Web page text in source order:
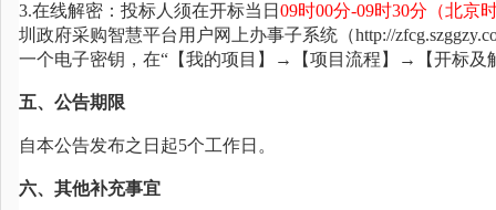
3.在线解密：投标人须在开标当日 09时00分-09时30分 （北京
圳政府采购智慧平台用户网上办事子系统（http://
一个电子密钥，在“【我的项目】→【项目流程】→【开标及
五、公告期限
自本公告发布之日起5个工作日。
六、其他补充事宜